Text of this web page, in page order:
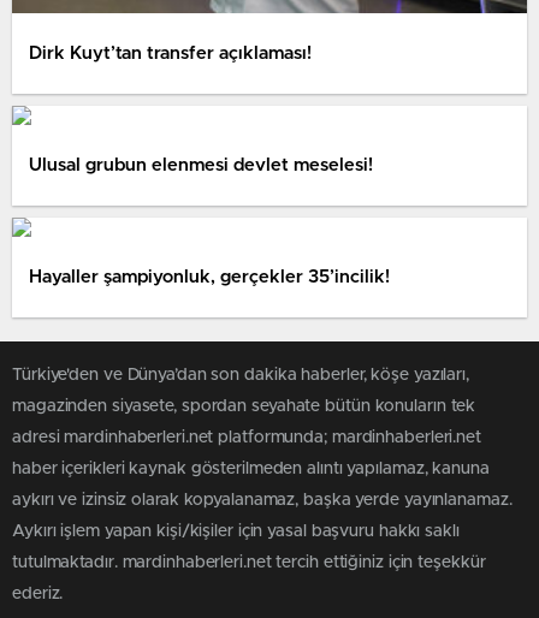
Dirk Kuyt’tan transfer açıklaması!
Ulusal grubun elenmesi devlet meselesi!
Hayaller şampiyonluk, gerçekler 35’incilik!
Türkiye'den ve Dünya’dan son dakika haberler, köşe yazıları,
magazinden siyasete, spordan seyahate bütün konuların tek
adresi mardinhaberleri.net platformunda; mardinhaberleri.net
haber içerikleri kaynak gösterilmeden alıntı yapılamaz, kanuna
aykırı ve izinsiz olarak kopyalanamaz, başka yerde yayınlanamaz.
Aykırı işlem yapan kişi/kişiler için yasal başvuru hakkı saklı
tutulmaktadır. mardinhaberleri.net tercih ettiğiniz için teşekkür
ederiz.